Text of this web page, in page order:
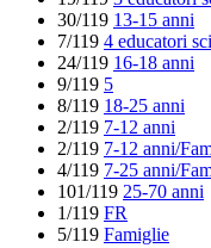
30/119 13-15 anni
7/119 4 educatori
24/119 16-18 anni
9/119 5
8/119 18-25 anni
2/119 7-12 anni
2/119 7-12 anni/
4/119 7-25 anni/
101/119 25-70 anni
1/119 FR
5/119 Famiglie